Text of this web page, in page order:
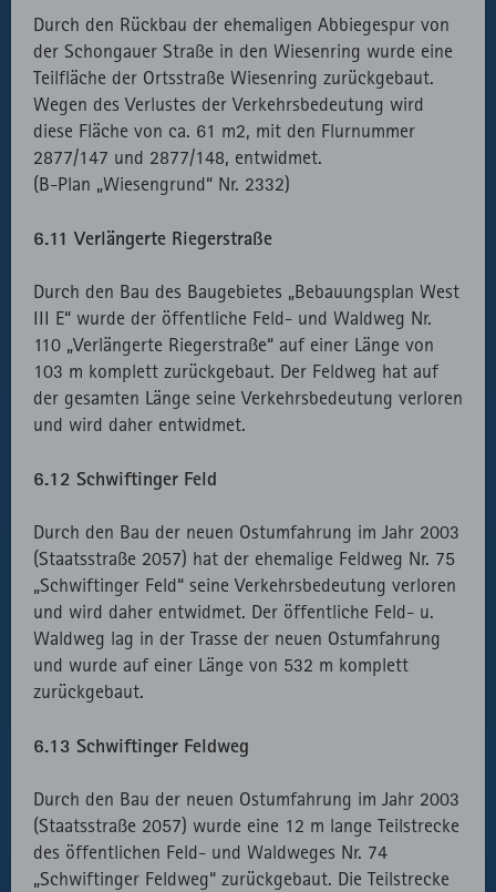
Durch den Rückbau der ehemaligen Abbiegespur von
der Schongauer Straße in den Wiesenring wurde eine
Teilfläche der Ortsstraße Wiesenring zurückgebaut.
Wegen des Verlustes der Verkehrsbedeutung wird
diese Fläche von ca. 61 m2, mit den Flurnummer
2877/147 und 2877/148, entwidmet.
(B-Plan „Wiesengrund“ Nr. 2332)
6.11 Verlängerte Riegerstraße
Durch den Bau des Baugebietes „Bebauungsplan West
III E“ wurde der öffentliche Feld- und Waldweg Nr.
110 „Verlängerte Riegerstraße“ auf einer Länge von
103 m komplett zurückgebaut. Der Feldweg hat auf
der gesamten Länge seine Verkehrsbedeutung verloren
und wird daher entwidmet.
6.12 Schwiftinger Feld
Durch den Bau der neuen Ostumfahrung im Jahr 2003
(Staatsstraße 2057) hat der ehemalige Feldweg Nr. 75
„Schwiftinger Feld“ seine Verkehrsbedeutung verloren
und wird daher entwidmet. Der öffentliche Feld- u.
Waldweg lag in der Trasse der neuen Ostumfahrung
und wurde auf einer Länge von 532 m komplett
zurückgebaut.
6.13 Schwiftinger Feldweg
Durch den Bau der neuen Ostumfahrung im Jahr 2003
(Staatsstraße 2057) wurde eine 12 m lange Teilstrecke
des öffentlichen Feld- und Waldweges Nr. 74
„Schwiftinger Feldweg“ zurückgebaut. Die Teilstrecke